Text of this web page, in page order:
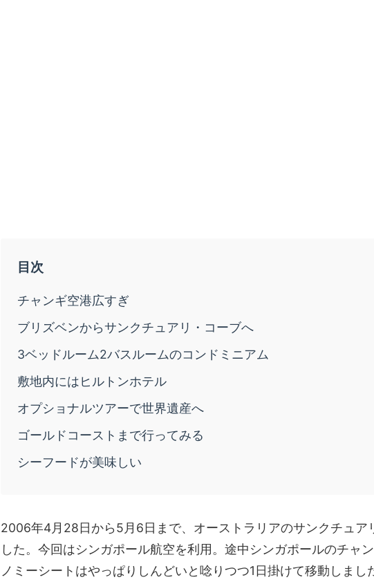
チャンギ空港広すぎ
ブリズベンからサンクチュアリ・コーブへ
3ベッドルーム2バスルームのコンドミニアム
敷地内にはヒルトンホテル
オプショナルツアーで世界遺産へ
ゴールドコーストまで行ってみる
シーフードが美味しい
2006年4月28日から5月6日まで、オーストラリアのサンクチュア
した。今回はシンガポール航空を利用。途中シンガポールのチャ
ノミーシートはやっぱりしんどいと唸りつつ1日掛けて移動しま